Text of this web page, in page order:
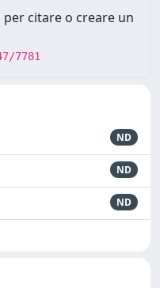
citare o creare un
7781
ND
ND
ND